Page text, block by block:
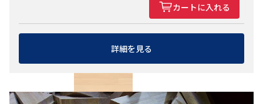
マンガシロ（メラピー）
カートに入れる
詳細を見る